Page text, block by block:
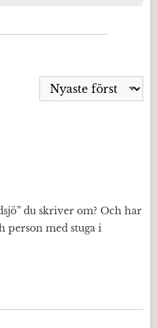
du skriver om? Och har
person med stuga i